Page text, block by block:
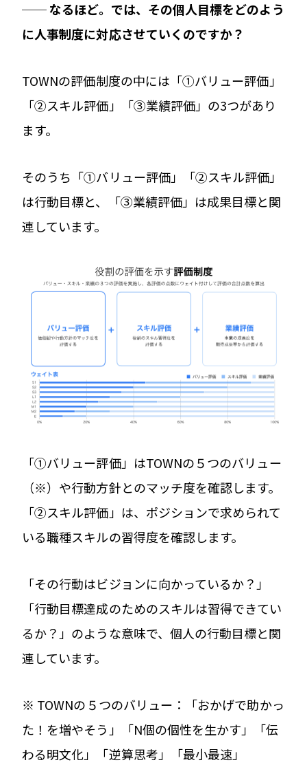
── なるほど。では、その個人目標をどのよう
に人事制度に対応させていくのですか？
TOWNの評価制度の中には「①バリュー評価」
「②スキル評価」「③業績評価」の3つがあり
ます。
そのうち「①バリュー評価」「②スキル評価」
は行動目標と、「③業績評価」は成果目標と関
連しています。
「①バリュー評価」はTOWNの５つのバリュー
（※）や行動方針とのマッチ度を確認します。
「②スキル評価」は、ポジションで求められて
いる職種スキルの習得度を確認します。
「その行動はビジョンに向かっているか？」
「行動目標達成のためのスキルは習得できてい
るか？」のような意味で、個人の行動目標と関
連しています。
※ TOWNの５つのバリュー：「おかげで助かっ
た！を増やそう」「N個の個性を生かす」「伝
わる明文化」「逆算思考」「最小最速」